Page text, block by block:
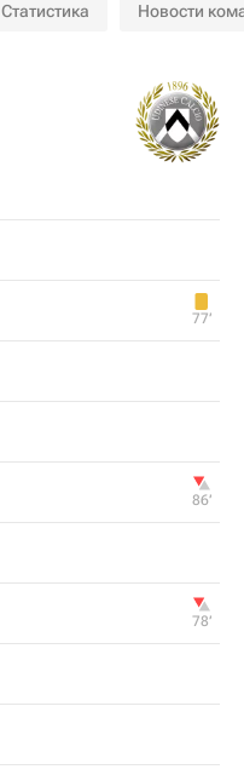
Статистика Новости
77‎’‎
86‎’‎
78‎’‎